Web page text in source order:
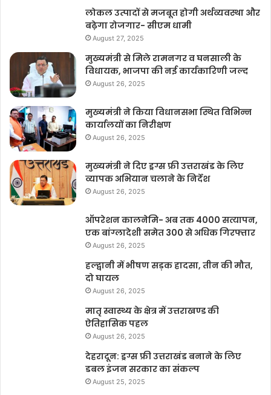
लोकल उत्पादों से मजबूत होगी अर्थव्यवस्था और
बढ़ेगा रोजगार- सीएम धामी
August 27, 2025
मुख्यमंत्री से मिले रामनगर व घनसाली के
विधायक, भाजपा की नई कार्यकारिणी जल्द
August 26, 2025
मुख्यमंत्री ने किया विधानसभा स्थित विभिन्न
कार्यालयों का निरीक्षण
August 26, 2025
मुख्यमंत्री ने दिए ड्रग्स फ्री उत्तराखंड के लिए
व्यापक अभियान चलाने के निर्देश
August 26, 2025
ऑपरेशन कालनेमि- अब तक 4000 सत्यापन,
एक बांग्लादेशी समेत 300 से अधिक गिरफ्तार
August 26, 2025
हल्द्वानी में भीषण सड़क हादसा, तीन की मौत,
दो घायल
August 26, 2025
मातृ स्वास्थ्य के क्षेत्र में उत्तराखण्ड की
ऐतिहासिक पहल
August 26, 2025
देहरादून: ड्रग्स फ्री उत्तराखंड बनाने के लिए
डबल इंजन सरकार का संकल्प
August 25, 2025